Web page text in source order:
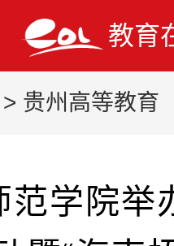
教育
> 贵州高等教育
范学院举